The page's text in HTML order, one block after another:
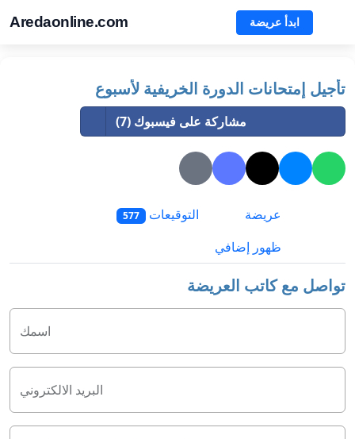
Aredaonline.com ابدأ عريضة
تأجيل إمتحانات الدورة الخريفية لأسبوع
مشاركة على فيسبوك (7)
عريضة التوقيعات 577
ظهور إضافي
تواصل مع كاتب العريضة
اسمك
البريد الالكتروني